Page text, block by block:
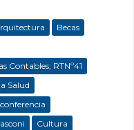
Becas
Contables; RTNº41
Salud
conferencia
Cultura